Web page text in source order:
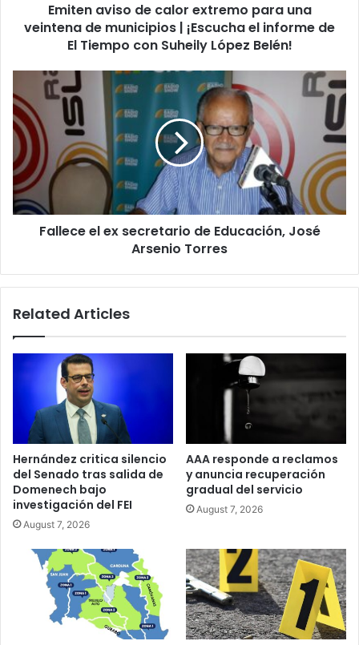
municipios
informe
de
El
Tiempo
con
Suheily
López
Belén!
Emiten aviso de calor extremo para una
veintena de municipios | ¡Escucha el informe de
El Tiempo con Suheily López Belén!
Fallece
el
ex
secretario
de
Educación,
José
Arsenio
Torres
Fallece el ex secretario de Educación, José
Arsenio Torres
Related Articles
Hernández critica silencio
del Senado tras salida de
Domenech bajo
investigación del FEI
August 7, 2026
AAA responde a reclamos
y anuncia recuperación
gradual del servicio
August 7, 2026